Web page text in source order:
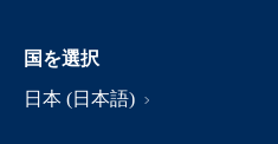
国を選択
日本 (日本語)